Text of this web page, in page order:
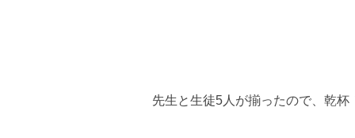
先生と生徒5人が揃ったので、乾杯